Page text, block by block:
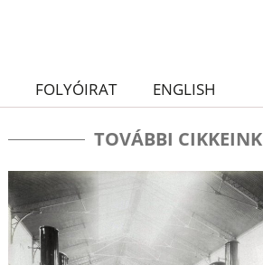
FOLYÓIRAT ENGLISH
TOVÁBBI CIKKEINK